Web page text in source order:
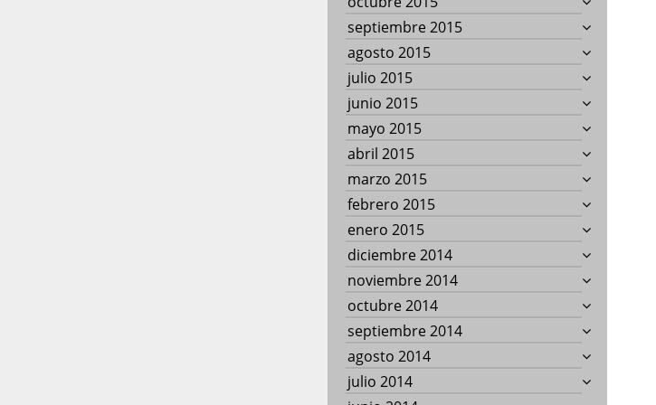
septiembre 2015
agosto 2015
julio 2015
junio 2015
mayo 2015
abril 2015
marzo 2015
febrero 2015
enero 2015
diciembre 2014
noviembre 2014
octubre 2014
septiembre 2014
agosto 2014
julio 2014